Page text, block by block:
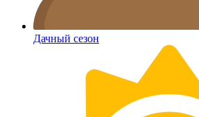
Дачный сезон